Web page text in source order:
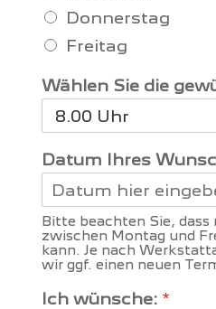
Donnerstag
Freitag
Wählen Sie die
Datum Ihres
Bitte beachten Sie, dass
zwischen Montag und
kann. Je nach
wir ggf. einen neuen
Ich wünsche: *